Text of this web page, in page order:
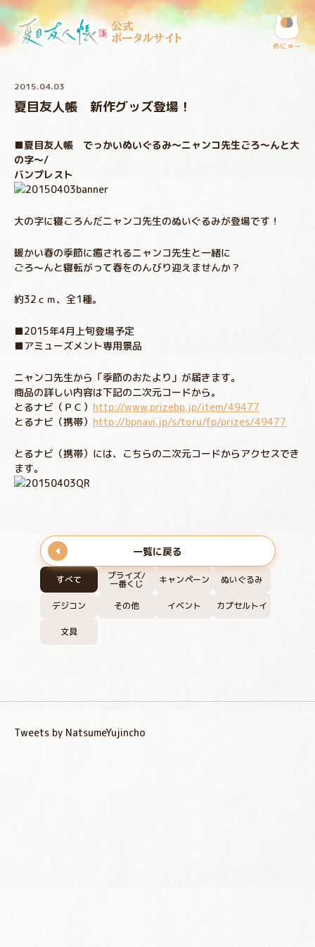
公式
ポータルサイト
めにゅ〜
すべて プライズ/
一番くじ キャンペーン ぬいぐるみ
デジコン その他 イベント カプセルトイ
文具
2015.04.03
夏目友人帳 新作グッズ登場！
■夏目友人帳 でっかいぬいぐるみ～ニャンコ先生ごろ～んと大
の字～/
バンプレスト
大の字に寝ころんだニャンコ先生のぬいぐるみが登場です！
暖かい春の季節に癒されるニャンコ先生と一緒に
ごろ～んと寝転がって春をのんびり迎えませんか？
約32ｃｍ、全1種。
■2015年4月上旬登場予定
■アミューズメント専用景品
ニャンコ先生から「季節のおたより」が届きます。
商品の詳しい内容は下記の二次元コードから。
とるナビ（ＰＣ） http://www.prizebp.jp/item/49477
とるナビ（携帯） http://bpnavi.jp/s/toru/fp/prizes/49477
とるナビ（携帯）には、こちらの二次元コードからアクセスでき
ます。
一覧に戻る
Tweets by NatsumeYujincho